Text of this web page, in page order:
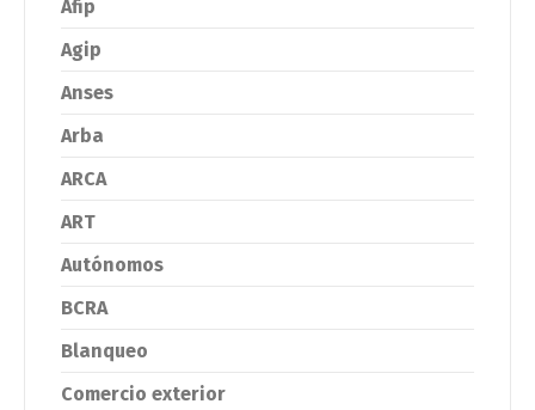
Afip
Agip
Anses
Arba
ARCA
ART
Autónomos
BCRA
Blanqueo
Comercio exterior